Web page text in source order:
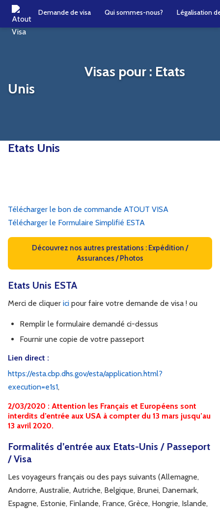
Demande de visa Qui sommes-nous? Légalisation
Visas pour : Etats
Unis
Etats Unis
Télécharger le bon de commande ATOUT VISA
Télécharger le Formulaire Simplifié ESTA
Découvrez nos autres prestations : Expédition /
Assurances / Photos
Etats Unis ESTA
Merci de cliquer ici pour faire votre demande de visa ! ou
Remplir le formulaire demandé ci-dessus
Fournir une copie de votre passeport
Lien direct :
https://esta.cbp.dhs.gov/esta/application.html?
execution=e1s1,
2/03/2020 : Attention les Français et Européens sont
interdits d’entrée aux USA à compter du 13 mars jusqu’au
13 avril 2020.
Formalités d’entrée aux Etats-Unis / Passeport
/ Visa
Les voyageurs français ou des pays suivants (Allemagne,
Andorre, Australie, Autriche, Belgique, Brunei, Danemark,
Espagne, Estonie, Finlande, France, Grèce, Hongrie, Islande,